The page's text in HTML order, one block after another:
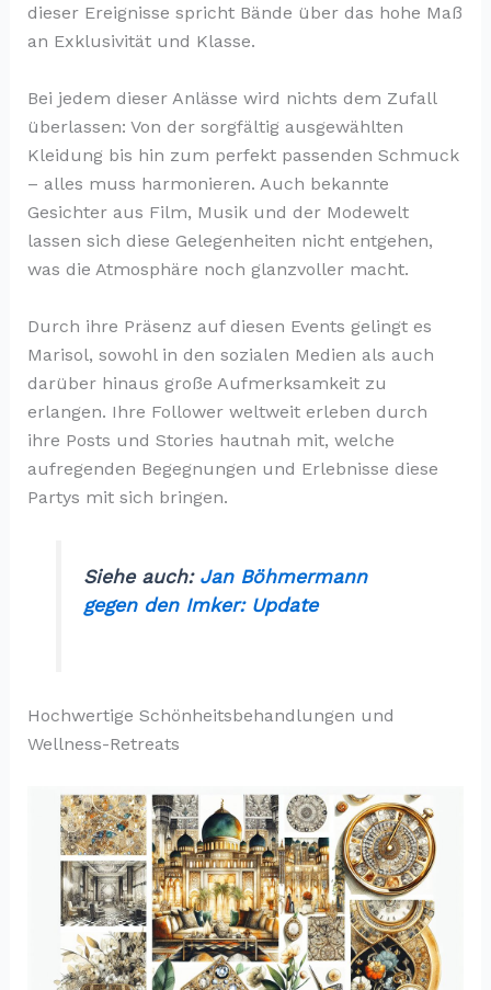
dieser Ereignisse spricht Bände über das hohe Maß
an Exklusivität und Klasse.
Bei jedem dieser Anlässe wird nichts dem Zufall
überlassen: Von der sorgfältig ausgewählten
Kleidung bis hin zum perfekt passenden Schmuck
– alles muss harmonieren. Auch bekannte
Gesichter aus Film, Musik und der Modewelt
lassen sich diese Gelegenheiten nicht entgehen,
was die Atmosphäre noch glanzvoller macht.
Durch ihre Präsenz auf diesen Events gelingt es
Marisol, sowohl in den sozialen Medien als auch
darüber hinaus große Aufmerksamkeit zu
erlangen. Ihre Follower weltweit erleben durch
ihre Posts und Stories hautnah mit, welche
aufregenden Begegnungen und Erlebnisse diese
Partys mit sich bringen.
Siehe auch: Jan Böhmermann
gegen den Imker: Update
Hochwertige Schönheitsbehandlungen und
Wellness-Retreats